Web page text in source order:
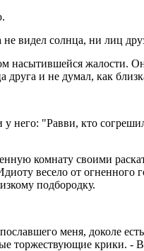
видел солнца, ни лиц
насытившейся жалости.
и не думал, как
него: "Равви, кто
комнату своими
весело от
подбородку.
меня, доколе
торжествующие крики. -